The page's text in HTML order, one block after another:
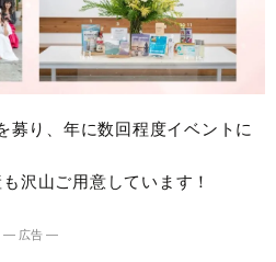
募り、年に数回程度イベントに
沢山ご用意しています！
― 広告 ―